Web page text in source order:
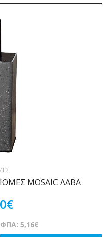
MOSAIC ΛΑΒΑ
5,16€